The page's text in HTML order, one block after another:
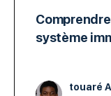
système
touaré